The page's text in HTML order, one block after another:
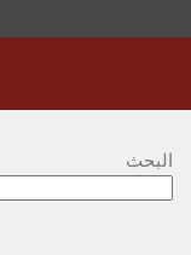
البحث